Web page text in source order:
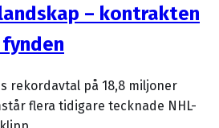
– kontrakten
rekordavtal på 18,8 miljoner
flera tidigare tecknade NHL-